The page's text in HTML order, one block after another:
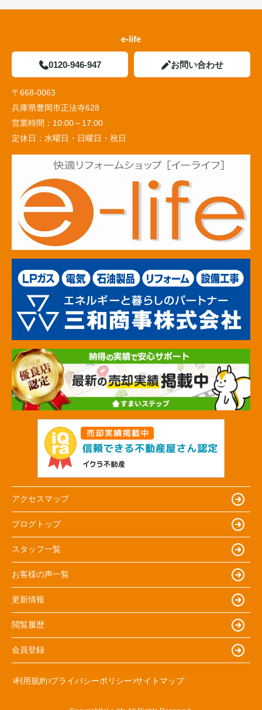
e-life
0120-946-947 お問い合わせ
〒668-0063
兵庫県豊岡市正法寺628
営業時間： 10:00～17:00
定休日： 水曜日・日曜日・祝日
アクセスマップ
ブログトップ
スタッフ一覧
お客様の声一覧
更新情報
閲覧履歴
会員登録
利用規約 プライバシーポリシー サイトマップ